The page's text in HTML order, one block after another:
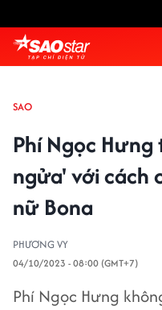
SAO
Phí Ngọc
ngửa' với cách
nữ Bona
PHƯƠNG VY
04/10/2023 - 08:00 (GMT+7)
Phí Ngọc Hưng